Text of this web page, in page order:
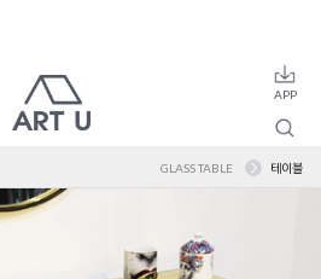
GLASS TABLE 테이블